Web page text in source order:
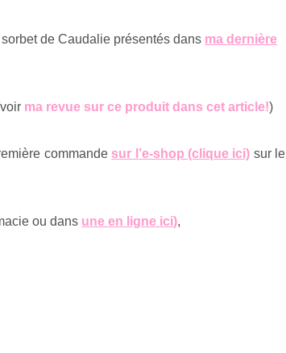
de Caudalie présentés dans ma dernière
ma revue sur ce produit dans cet article!)
commande sur l’e-shop (clique ici) sur le
ou dans une en ligne ici),